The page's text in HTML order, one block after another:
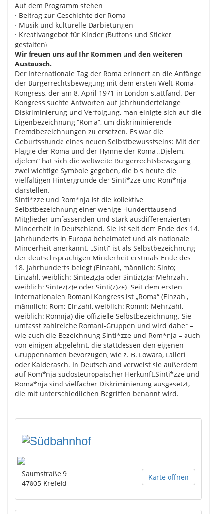
Auf dem Programm stehen
· Beitrag zur Geschichte der Roma
· Musik und kulturelle Darbietungen
· Kreativangebot für Kinder (Buttons und Sticker
gestalten)
Wir freuen uns auf Ihr Kommen und den weiteren
Austausch.
Der Internationale Tag der Roma erinnert an die Anfänge
der Bürgerrechtsbewegung mit dem ersten Welt-Roma-
Kongress, der am 8. April 1971 in London stattfand. Der
Kongress suchte Antworten auf jahrhundertelange
Diskriminierung und Verfolgung, man einigte sich auf die
Eigenbezeichnung “Roma”, um diskriminierende
Fremdbezeichnungen zu ersetzen. Es war die
Geburtsstunde eines neuen Selbstbewusstseins: Mit der
Flagge der Roma und der Hymne der Roma „Djelem,
djelem“ hat sich die weltweite Bürgerrechtsbewegung
zwei wichtige Symbole gegeben, die bis heute die
vielfältigen Hintergründe der Sinti*zze und Rom*nja
darstellen.
Sinti*zze und Rom*nja ist die kollektive
Selbstbezeichnung einer wenige Hunderttausend
Mitglieder umfassenden und stark ausdifferenzierten
Minderheit in Deutschland. Sie ist seit dem Ende des 14.
Jahrhunderts in Europa beheimatet und als nationale
Minderheit anerkannt. „Sinti“ ist als Selbstbezeichnung
der deutschsprachigen Minderheit erstmals Ende des
18. Jahrhunderts belegt (Einzahl, männlich: Sinto;
Einzahl, weiblich: Sintez(z)a oder Sintiz(z)a; Mehrzahl,
weiblich: Sintez(z)e oder Sinti(z)ze). Seit dem ersten
Internationalen Romani Kongress ist „Roma“ (Einzahl,
männlich: Rom; Einzahl, weiblich: Romni; Mehrzahl,
weiblich: Romnja) die offizielle Selbstbezeichnung. Sie
umfasst zahlreiche Romani-Gruppen und wird daher –
wie auch die Bezeichnung Sinti*zze und Rom*nja – auch
von einigen abgelehnt, die stattdessen den eigenen
Gruppennamen bevorzugen, wie z. B. Lowara, Lalleri
oder Kalderasch. In Deutschland verweist sie außerdem
auf Rom*nja südosteuropäischer Herkunft.Sinti*zze und
Roma*nja sind vielfacher Diskriminierung ausgesetzt,
die mit unterschiedlichen Begriffen benannt wird.
Karte öffnen
Saumstraße 9
47805 Krefeld